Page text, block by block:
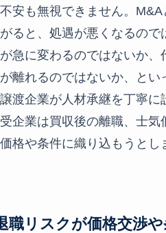
不安も無視できません。
がると、処遇が悪くなるの
が急に変わるのではないか、
が離れるのではないか、とい
譲渡企業が人材承継を丁寧に
受企業は買収後の離職、士気
価格や条件に織り込もうとし
職リスクが価格交渉